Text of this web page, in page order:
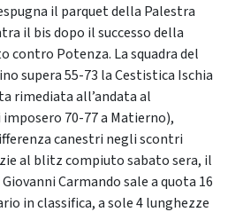
il parquet della Palestra
il bis dopo il successo della
Potenza. La squadra del
supera 55-73 la Cestistica Ischia
rimediata all’andata al
70-77 a Matierno),
canestri negli scontri
al blitz compiuto sabato sera, il
Carmando sale a quota 16
in classifica, a sole 4 lunghezze